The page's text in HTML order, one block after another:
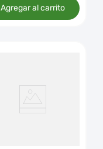
Agregar al carrito